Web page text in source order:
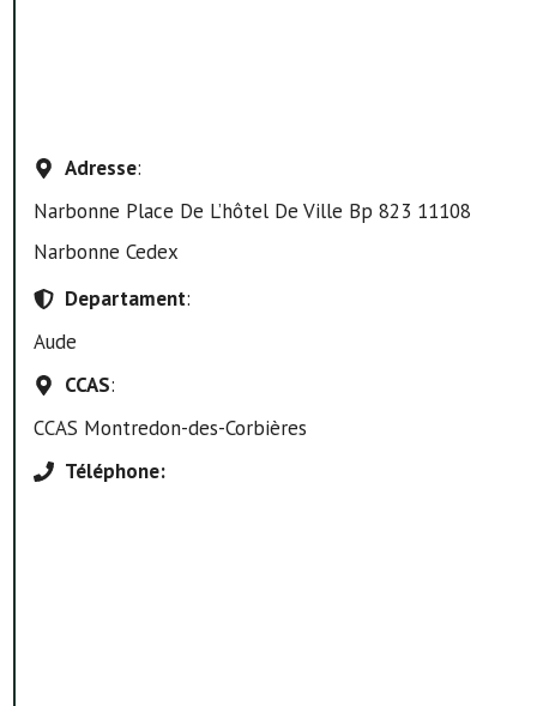
Adresse:
Narbonne Place De L’hôtel De Ville Bp 823 11108
Narbonne Cedex
Departament:
Aude
CCAS:
CCAS Montredon-des-Corbières
Téléphone: